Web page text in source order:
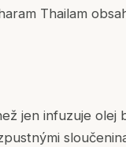
Thailam
jen infuzuje olej